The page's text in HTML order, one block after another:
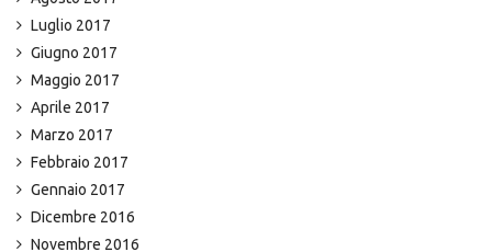
Luglio 2017
Giugno 2017
Maggio 2017
Aprile 2017
Marzo 2017
Febbraio 2017
Gennaio 2017
Dicembre 2016
Novembre 2016